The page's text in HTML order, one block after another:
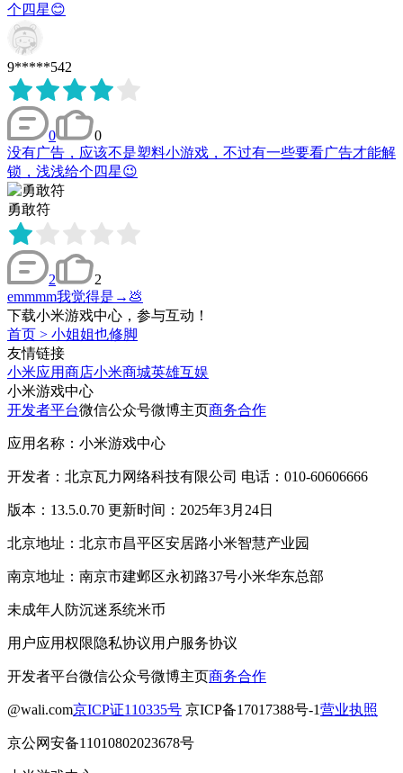
个四星😊
9*****542
0
0
没有广告，应该不是塑料小游戏，不过有一些要看广告才能解
锁，浅浅给个四星😉
勇敢符
2
2
emmmm我觉得是→💩
下载小米游戏中心，参与互动！
首页 > 小姐姐也修脚
友情链接
小米应用商店小米商城英雄互娱
小米游戏中心
开发者平台微信公众号微博主页商务合作
应用名称：小米游戏中心
开发者：北京瓦力网络科技有限公司 电话：010-60606666
版本：13.5.0.70 更新时间：2025年3月24日
北京地址：北京市昌平区安居路小米智慧产业园
南京地址：南京市建邺区永初路37号小米华东总部
未成年人防沉迷系统米币
用户应用权限隐私协议用户服务协议
开发者平台微信公众号微博主页商务合作
@wali.com京ICP证110335号 京ICP备17017388号-1营业执照
京公网安备11010802023678号